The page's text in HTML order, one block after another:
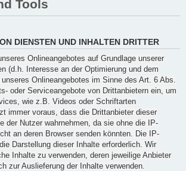
Tools
DIENSTEN UND INHALTEN DRITTER
Onlineangebotes auf Grundlage unserer
(d.h. Interesse an der Optimierung und dem
Onlineangebotes im Sinne des Art. 6 Abs.
oder Serviceangebote von Drittanbietern ein, um
wie z.B. Videos oder Schriftarten
immer voraus, dass die Drittanbieter dieser
der Nutzer wahrnehmen, da sie ohne die IP-
an deren Browser senden könnten. Die IP-
Darstellung dieser Inhalte erforderlich. Wir
Inhalte zu verwenden, deren jeweilige Anbieter
zur Auslieferung der Inhalte verwenden.